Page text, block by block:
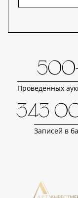
Проведенных
343
Записей в